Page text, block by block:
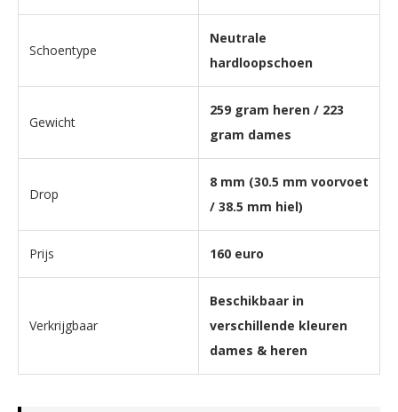
Schoentype
Neutrale
hardloopschoen
Gewicht
259 gram heren / 223
gram dames
Drop
8 mm (30.5 mm voorvoet
/ 38.5 mm hiel)
Prijs 160 euro
Verkrijgbaar
Beschikbaar in
verschillende kleuren
dames & heren